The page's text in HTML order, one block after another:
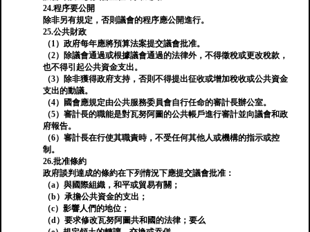
24.程序要公開
除非另有規定，否則議會的程序應公開進行。
25.公共財政
（1）政府每年應將預算法案提交議會批准。
（2）除議會通過或根據議會通過的法律外，不得徵稅或更改稅款，
也不得引起公共資金支出。
（3）除非獲得政府支持，否則不得提出征收或增加稅收或公共資金
支出的動議。
（4）國會應規定由公共服務委員會自行任命的審計長辦公室。
（5）審計長的職能是對瓦努阿圖的公共帳戶進行審計並向議會和政
府報告。
（6）審計長在行使其職責時，不受任何其他人或機構的指示或控
制。
26.批准條約
政府談判達成的條約在下列情況下應提交議會批准：
（a）與國際組織，和平或貿易有關；
（b）承擔公共資金的支出；
（c）影響人們的地位；
（d）要求修改瓦努阿圖共和國的法律；要么